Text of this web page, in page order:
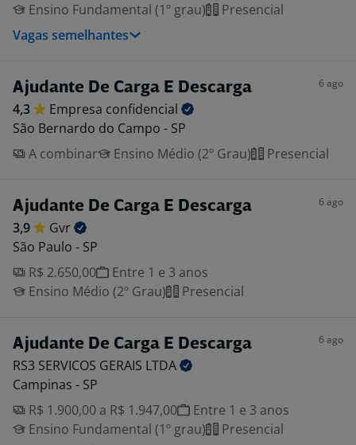
Ensino Fundamental (1º grau)
Presencial
Vagas semelhantes
Ajudante De Carga E Descarga 6 ago
4,3 Empresa confidencial
São Bernardo do Campo - SP
A combinar
Ensino Médio (2º Grau) Presencial
Ajudante De Carga E Descarga 6 ago
3,9
Gvr
São Paulo - SP
R$ 2.650,00
Entre 1 e 3 anos
Ensino Médio (2º Grau)
Presencial
Ajudante De Carga E Descarga 6 ago
RS3 SERVICOS GERAIS LTDA
Campinas - SP
R$ 1.900,00 a R$ 1.947,00
Entre 1 e 3 anos
Ensino Fundamental (1º grau)
Presencial